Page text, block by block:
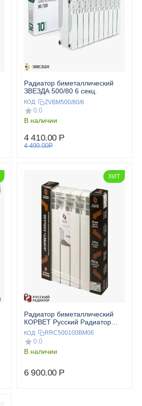
Радиатор биметаллический
ЗВЕЗДА 500/80 6 секц.
КОД: ZVBM500/80/6
0.0
В наличии
4 410.00 Р
4 499.00Р
ХИТ
Радиатор биметаллический
КОРВЕТ Русский Радиатор
500/100 6 секц.
КОД: RRC500100BM06
0.0
В наличии
6 900.00 Р